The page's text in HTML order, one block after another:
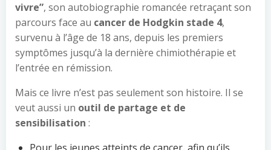
vivre”, son autobiographie romancée retraçant son
parcours face au cancer de Hodgkin stade 4,
survenu à l’âge de 18 ans, depuis les premiers
symptômes jusqu’à la dernière chimiothérapie et
l’entrée en rémission.
Mais ce livre n’est pas seulement son histoire. Il se
veut aussi un outil de partage et de
sensibilisation :